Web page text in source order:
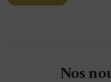
Nos